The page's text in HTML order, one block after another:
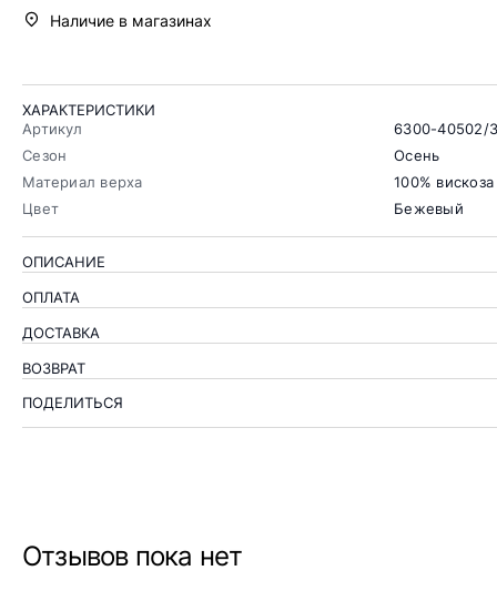
Наличие в магазинах
ХАРАКТЕРИСТИКИ
Артикул
6300-40502/
Сезон
Осень
Материал верха
100% вискоза
Цвет
Бежевый
ОПИСАНИЕ
ОПЛАТА
ДОСТАВКА
ВОЗВРАТ
ПОДЕЛИТЬСЯ
Отзывов пока нет